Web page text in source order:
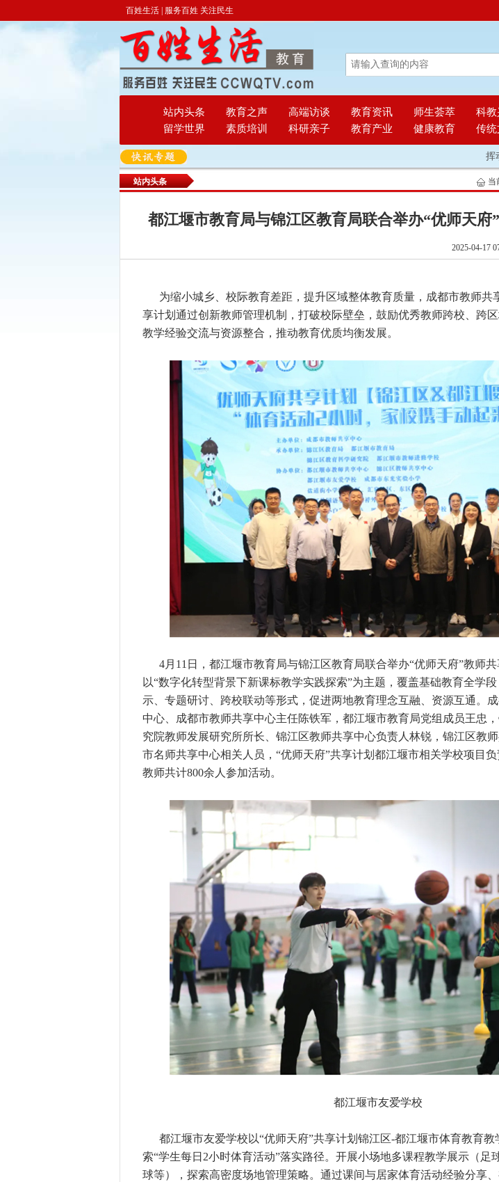
百姓生活 | 服务百姓 关注民生
站内头条 教育之声 高端访谈 教育资讯 师生荟萃 科教
留学世界
素质培训 科研亲子 教育产业 健康教育 传统
挥动激
站内头条 当
都江堰市教育局与锦江区教育局联合举办“优师天府
2025-04-17
为缩小城乡、校际教育差距，提升区域整体教育质量，成都市教师共
享计划通过创新教师管理机制，打破校际壁垒，鼓励优秀教师跨校、跨
教学经验交流与资源整合，推动教育优质均衡发展。
4月11日，都江堰市教育局与锦江区教育局联合举办“优师天府”教师
以“数字化转型背景下新课标教学实践探索”为主题，覆盖基础教育全学
示、专题研讨、跨校联动等形式，促进两地教育理念互融、资源互通。
中心、成都市教师共享中心主任陈铁军，都江堰市教育局党组成员王忠
究院教师发展研究所所长、锦江区教师共享中心负责人林锐，锦江区教
市名师共享中心相关人员，“优师天府”共享计划都江堰市相关学校项目
教师共计800余人参加活动。
都江堰市友爱学校
都江堰市友爱学校以“优师天府”共享计划锦江区-都江堰市体育教育教
索“学生每日2小时体育活动”落实路径。开展小场地多课程教学展示（足
球等），探索高密度场地管理策略。通过课间与居家体育活动经验分享